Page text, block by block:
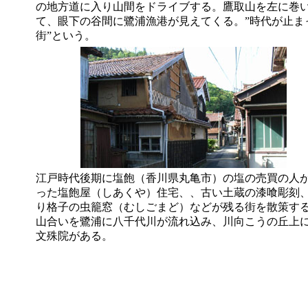
の地方道に入り山間をドライブする。鷹取山を左に巻
て、眼下の谷間に鷺浦漁港が見えてくる。”時代が止ま
街”という。
江戸時代後期に塩飽（香川県丸亀市）の塩の売買の人
った塩飽屋（しあくや）住宅、、古い土蔵の漆喰彫刻
り格子の虫籠窓（むしごまど）などが残る街を散策す
山合いを鷺浦に八千代川が流れ込み、川向こうの丘上
文殊院がある。